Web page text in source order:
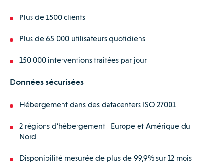
Plus de 1500 clients
Plus de 65 000 utilisateurs quotidiens
150 000 interventions traitées par jour
Données sécurisées
Hébergement dans des datacenters ISO 27001
2 régions d’hébergement : Europe et Amérique du
Nord
Disponibilité mesurée de plus de 99,9% sur 12 mois